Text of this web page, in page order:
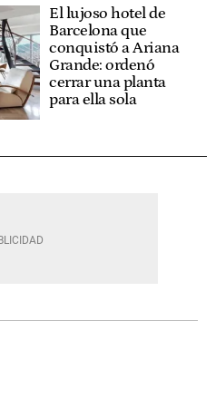
El lujoso hotel de
Barcelona que
conquistó a Ariana
Grande: ordenó
cerrar una planta
para ella sola